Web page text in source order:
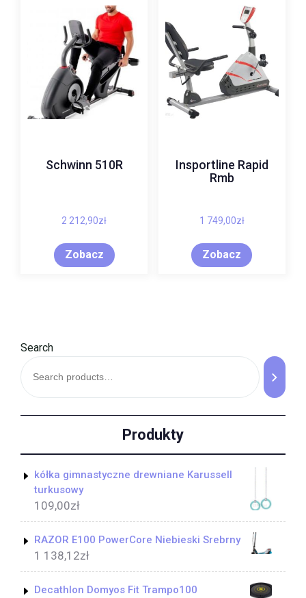
Schwinn 510R
2 212,90zł
Zobacz
Insportline Rapid
Rmb
1 749,00zł
Zobacz
Search
Produkty
kółka gimnastyczne drewniane Karussell
turkusowy
109,00zł
RAZOR E100 PowerCore Niebieski Srebrny
1 138,12zł
Decathlon Domyos Fit Trampo100